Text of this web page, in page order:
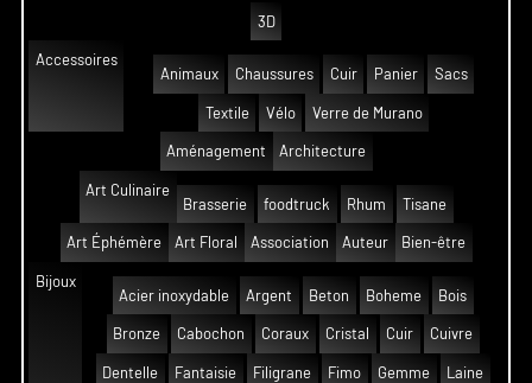
3D
Accessoires
Animaux
Chaussures Cuir Panier Sacs
Textile Vélo Verre de Murano
Aménagement Architecture
Art Culinaire
Brasserie
foodtruck Rhum Tisane
Art Éphémère Art Floral Association Auteur Bien-être
Bijoux
Acier inoxydable
Argent Beton Boheme Bois
Bronze Cabochon Coraux Cristal Cuir Cuivre
Dentelle Fantaisie Filigrane Fimo Gemme Laine